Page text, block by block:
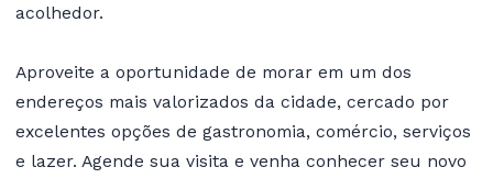
acolhedor.
Aproveite a oportunidade de morar em um dos
endereços mais valorizados da cidade, cercado por
excelentes opções de gastronomia, comércio, serviços
e lazer. Agende sua visita e venha conhecer seu novo